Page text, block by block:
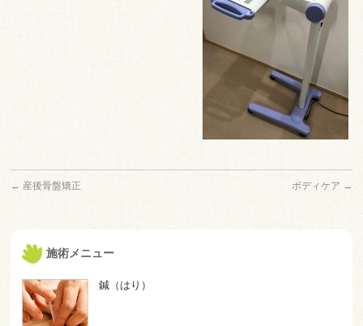
← 産後骨盤矯正 ボディケア →
施術メニュー
鍼（はり）